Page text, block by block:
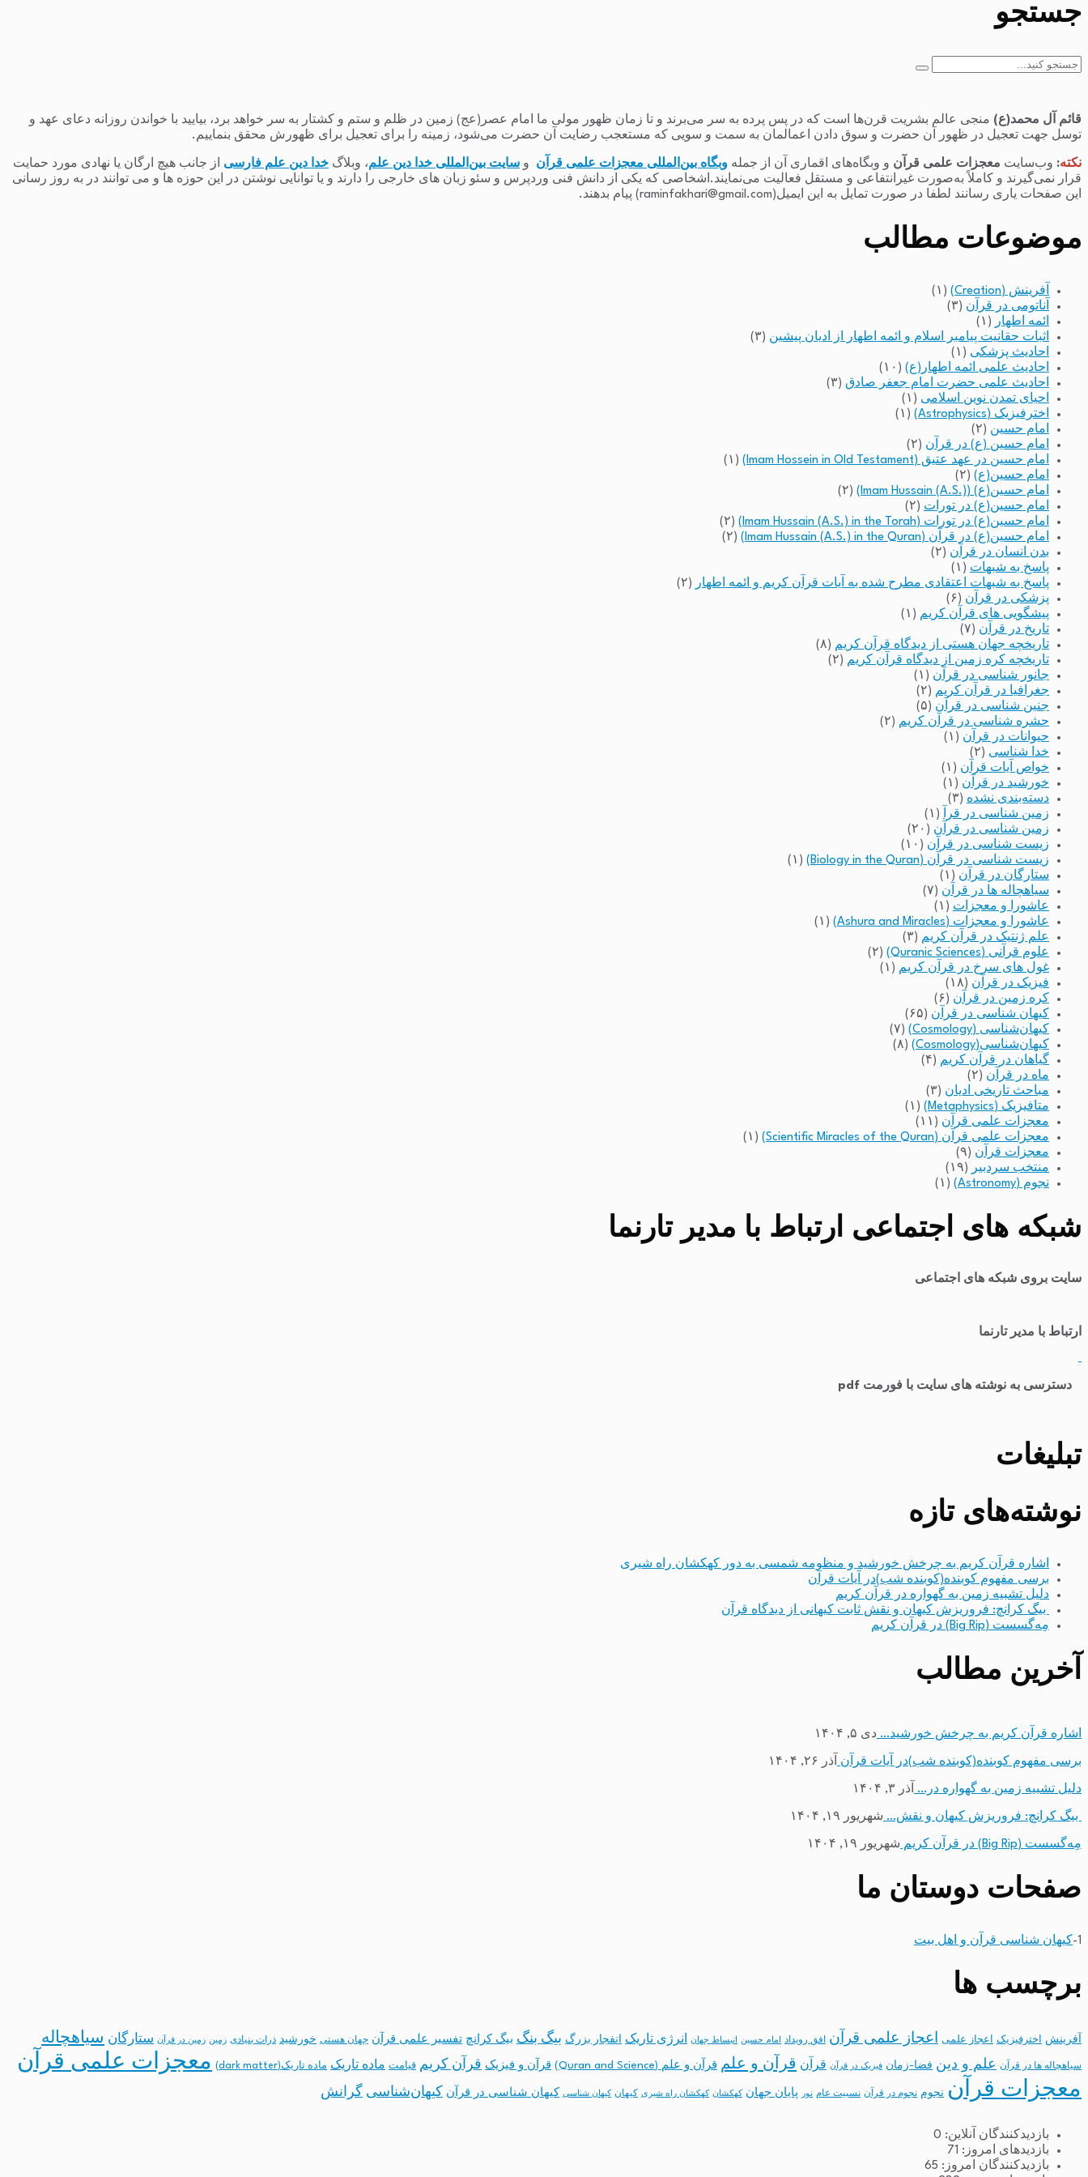
جستجو
جستجو
قائم آل محمد(ع) منجی عالم بشریت قرن‌ها است که در پس پرده به سر می‌برند و تا زمان ظهور مولی ما امام عصر(عج) زمین در ظلم و ستم و کشتار به سر خواهد برد، بیایید با خواندن روزانه دعای عهد و
توسل جهت تعجیل در ظهور آن حضرت و سوق دادن اعمالمان به سمت و سویی که مستعجب رضایت آن حضرت می‌شود، زمینه را برای تعجیل برای ظهورش محقق بنماییم.
نکته: وب‌سایت معجزات علمی قرآن و وبگاه‌های اقماری آن از جمله وبگاه بین‌المللی معجزات علمی قرآن و سایت بین‌المللی خدا دین علم، وبلاگ خدا دین علم فارسی از جانب هیچ ارگان یا نهادی مورد حمایت
قرار نمی‌گیرند و کاملاً به‌صورت غیرانتفاعی و مستقل فعالیت می‌نمایند.اشخاصی که یکی از دانش فنی وردپرس و سئو زبان های خارجی را دارند و یا توانایی نوشتن در این حوزه ها و می توانند در به روز رسانی
این صفحات یاری رسانند لطفا در صورت تمایل به این ایمیل(raminfakhari@gmail.com) پیام بدهند.
موضوعات مطالب
آفرینش (Creation)
(۱)
آناتومی در قرآن (۳)
ائمه اطهار
(۱)
اثبات حقانیت پیامبر اسلام و ائمه اطهار از ادیان پیشین (۳)
احادیث پزشکی (۱)
احادیث علمی ائمه اطهار(ع) (۱۰)
احادیث علمی حضرت امام جعفر صادق (۳)
احیای تمدن نوین اسلامی (۱)
اخترفیزیک (Astrophysics)
(۱)
امام حسین (۲)
امام حسین (ع) در قرآن (۲)
امام حسین در عهد عتیق (Imam Hossein in Old Testament)
(۱)
امام حسین(ع) (۲)
امام حسین(ع) (Imam Hussain (A.S.))
(۲)
امام حسین(ع) در تورات (۲)
امام حسین(ع) در تورات (Imam Hussain (A.S.) in the Torah)
(۲)
امام حسین(ع) در قرآن (Imam Hussain (A.S.) in the Quran)
(۲)
بدن انسان در قرآن (۲)
پاسخ به شبهات (۱)
پاسخ به شبهات اعتقادی مطرح شده به آیات قرآن کریم و ائمه اطهار
(۲)
پزشکی در قرآن (۶)
پیشگویی های قرآن کریم (۱)
تاریخ در قرآن (۷)
تاریخچه جهان هستی از دیدگاه قرآن کریم (۸)
تاریخچه کره زمین از دیدگاه قرآن کریم (۲)
جانور شناسی در قرآن (۱)
جغرافیا در قرآن کریم (۲)
جنین شناسی در قرآن (۵)
حشره شناسی در قرآن کریم (۲)
حیوانات در قرآن (۱)
خدا شناسی (۲)
خواص آیات قرآن (۱)
خورشید در قرآن (۱)
دسته‌بندی نشده (۳)
زمین شناسی در قرآ
(۱)
زمین شناسی در قرآن (۲۰)
زیست شناسی در قرآن (۱۰)
زیست شناسی در قرآن (Biology in the Quran)
(۱)
ستارگان در قرآن (۱)
سیاهچاله ها در قرآن (۷)
عاشورا و معجزات (۱)
عاشورا و معجزات (Ashura and Miracles)
(۱)
علم ژنتیک در قرآن کریم (۳)
علوم قرآنی (Quranic Sciences)
(۲)
غول های سرخ در قرآن کریم (۱)
فیزیک در قرآن (۱۸)
کره زمین در قرآن (۶)
کیهان شناسی در قرآن (۶۵)
کیهان‌شناسی (Cosmology)
(۷)
کیهان‌شناسی(Cosmology)
(۸)
گیاهان در قرآن کریم (۴)
ماه در قرآن (۲)
مباحث تاریخی ادیان (۳)
متافیزیک (Metaphysics)
(۱)
معجزات علمی قرآن (۱۱)
معجزات علمی قرآن (Scientific Miracles of the Quran)
(۱)
معجزات قرآن (۹)
منتخب سردبیر
(۱۹)
نجوم (Astronomy)
(۱)
شبکه های اجتماعی ارتباط با مدیر تارنما
سایت بروی شبکه های اجتماعی
ارتباط با مدیر تارنما
دسترسی به نوشته های سایت با فورمت pdf
تبلیغات
نوشته‌های تازه
اشاره قرآن کریم به چرخش خورشید و منظومه شمسی به دور کهکشان راه شیری
برسی مفهوم کوبنده(کوبنده شب)در آیات قرآن
دلیل تشبیه زمین به گهواره در قرآن کریم
بیگ کرانچ: فروریزش کیهان و نقش ثابت کیهانی از دیدگاه قرآن
مِه‌گسست (Big Rip) در قرآن کریم
آخرین مطالب
اشاره قرآن کریم به چرخش خورشید… دی ۵, ۱۴۰۴
برسی مفهوم کوبنده(کوبنده شب)در آیات قرآن آذر ۲۶, ۱۴۰۴
دلیل تشبیه زمین به گهواره در… آذر ۳, ۱۴۰۴
بیگ کرانچ: فروریزش کیهان و نقش… شهریور ۱۹, ۱۴۰۴
مِه‌گسست (Big Rip) در قرآن کریم شهریور ۱۹, ۱۴۰۴
صفحات دوستان ما
1- کیهان شناسی قرآن و اهل بیت
برچسب ها
آفرینش اخترفیزیک اعجاز علمی اعجاز علمی قرآن افق رویداد امام حسین انبساط جهان انرژی تاریک انفجار بزرگ بیگ بنگ بیگ کرانچ تفسیر علمی قرآن جهان هستی خورشید ذرات بنیادی زمین زمین در قرآن ستارگان سیاهچاله
سیاهچاله ها در قرآن علم و دین فضا-زمان فیزیک در قرآن قرآن قرآن و علم قرآن و علم (Quran and Science) قرآن و فیزیک قرآن کریم قیامت ماده تاریک ماده تاریک(dark matter) معجزات علمی قرآن
معجزات قرآن نجوم نجوم در قرآن نسبیت عام نور پایان جهان کهکشان کهکشان راه شیری کیهان کیهان شناسی کیهان شناسی در قرآن کیهان‌شناسی گرانش
بازدیدکنندگان آنلاین: 0
بازدیدهای امروز: 71
بازدیدکنندگان امروز: 65